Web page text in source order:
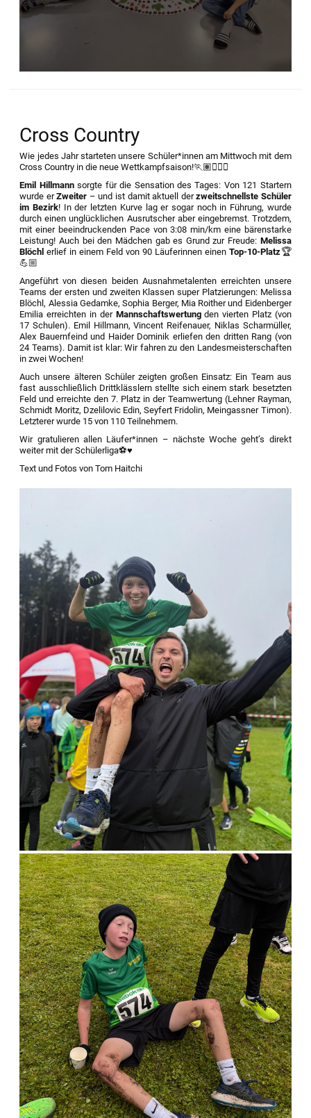
Cross Country
Wie jedes Jahr starteten unsere Schüler*innen am Mittwoch mit dem
Cross Country in die neue Wettkampfsaison!🏃🏽🏃🏽‍♀️
Emil Hillmannsorgte für die Sensation des Tages: Von 121 Startern
wurde erZweiter – und ist damit aktuell derzweitschnellste Schüler
im Bezirk! In der letzten Kurve lag er sogar noch in Führung, wurde
durch einen unglücklichen Ausrutscher aber eingebremst. Trotzdem,
mit einer beeindruckenden Pace von 3:08 min/km eine bärenstarke
Leistung! Auch bei den Mädchen gab es Grund zur Freude: Melissa
Blöchl erlief in einem Feld von 90 Läuferinnen einen Top-10-Platz🏆
💪🏼
Angeführt von diesen beiden Ausnahmetalenten erreichten unsere
Teams der ersten und zweiten Klassen super Platzierungen: Melissa
Blöchl, Alessia Gedamke, Sophia Berger, Mia Roither und Eidenberger
Emilia erreichten in der Mannschaftswertungden vierten Platz (von
17 Schulen). Emil Hillmann, Vincent Reifenauer, Niklas Scharmüller,
Alex Bauernfeind und Haider Dominik erliefen den dritten Rang (von
24 Teams). Damit ist klar: Wir fahren zu den Landesmeisterschaften
in zwei Wochen!
Auch unsere älteren Schüler zeigten großen Einsatz: Ein Team aus
fast ausschließlich Drittklässlern stellte sich einem stark besetzten
Feld und erreichte den 7. Platz in der Teamwertung (Lehner Rayman,
Schmidt Moritz, Dzelilovic Edin, Seyfert Fridolin, Meingassner Timon).
Letzterer wurde 15 von 110 Teilnehmern.
Wir gratulieren allen Läufer*innen – nächste Woche geht’s direkt
weiter mit der Schülerliga⚽️♥️
Text und Fotos von Tom Haitchi